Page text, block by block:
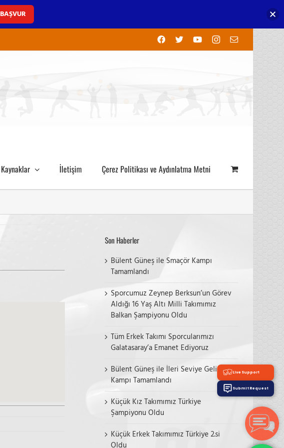
Facebook
X YouTubeInstagram
E-
Kaynaklar İletişim Çerez Politikası ve Aydınlatma Metni
Son Haberler
Bülent Güneş ile Smaçör Kampı
Tamamlandı
Sporcumuz Zeynep Berksun’un Görev
Aldığı 16 Yaş Altı Milli Takımımız
Balkan Şampiyonu Oldu
Tüm Erkek Takımı Sporcularımızı
Galatasaray’a Emanet Ediyoruz
Bülent Güneş ile İleri Seviye Gelişim
Kampı Tamamlandı
Küçük Kız Takımımız Türkiye
Şampiyonu Oldu
Küçük Erkek Takımımız Türkiye 2.si
Oldu
BAŞVUR
Live Support
Submit Request